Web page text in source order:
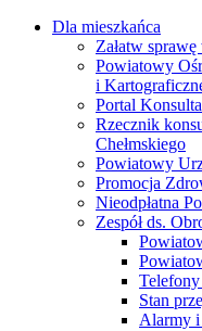
Dla mieszkańca
Załatw
Powiatowy
i
Portal
Rzecznik
Chełmskiego
Powiatowy
Promocja
Nieodpłatna
Zespół ds.
Stan
Alarmy i